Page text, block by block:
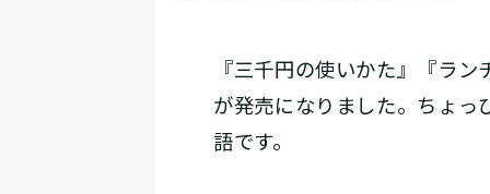
『三千円の使いかた』『ラ
が発売になりました。ちょっ
語です。